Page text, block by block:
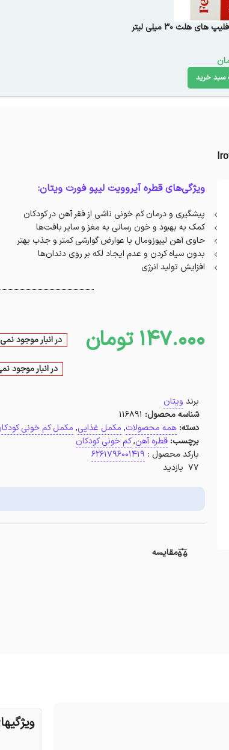
هلث ۳۰ میلی لیتر
سبد خرید
ویژگی‌های قطره آیروویت لیپو فورت ویتان:
پیشگیری و درمان کم خونی ناشی از فقر آهن در کودکان
کمک به بهبود و خون رسانی به مغز و سایر بافت‌ها
حاوی آهن لیپوزومال با عوارض گوارشی کمتر و جذب بهتر
بدون سیاه کردن و عدم ایجاد لکه بر روی دندان‌ها
افزایش تولید انرژی
147.000 تومان در انبار موجود
در انبار موجود
برند ویتان
شناسه محصول: 116891
دسته: همه محصولات, مکمل غذایی, مکمل کم خونی
برچسب: قطره آهن,کم خونی کودکان
بارکد محصول : 6261796001419
77 بازدید
مقایسه